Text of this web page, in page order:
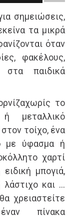
σημειώσεις,
τα μικρά
όταν
φακέλους,
στα παιδικά
το
μεταλλικό
τοίχο, ένα
με ύφασμα ή
χαρτί
μπογιά,
λάστιχο και …
χρειαστείτε
πίνακα